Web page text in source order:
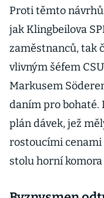
Proti těmto
jak Klingbeilova
zaměstnanců, tak
vlivným šéfem
Markusem
daním pro bohaté.
plán dávek, jež
rostoucími cenami
stolu horní